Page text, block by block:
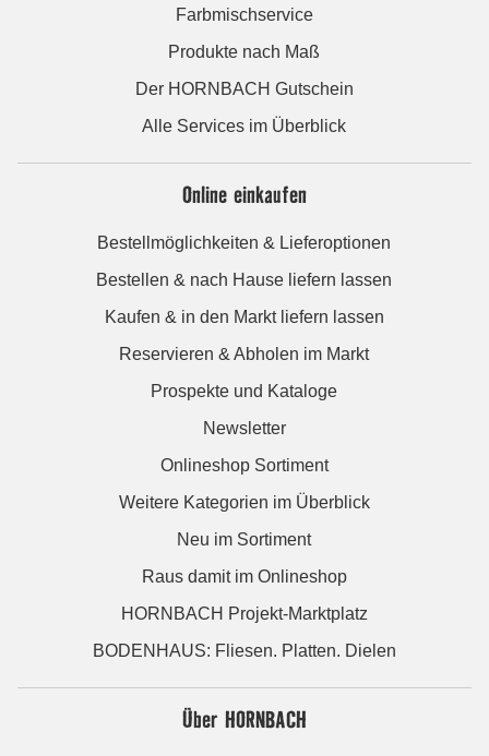
Farbmischservice
Produkte nach Maß
Der HORNBACH Gutschein
Alle Services im Überblick
Online einkaufen
Bestellmöglichkeiten & Lieferoptionen
Bestellen & nach Hause liefern lassen
Kaufen & in den Markt liefern lassen
Reservieren & Abholen im Markt
Prospekte und Kataloge
Newsletter
Onlineshop Sortiment
Weitere Kategorien im Überblick
Neu im Sortiment
Raus damit im Onlineshop
HORNBACH Projekt-Marktplatz
BODENHAUS: Fliesen. Platten. Dielen
Über HORNBACH